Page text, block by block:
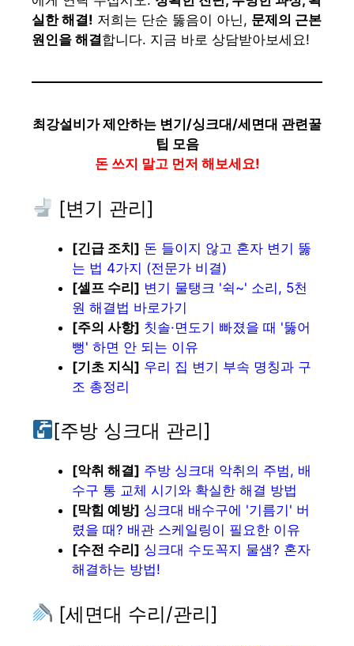
실한 해결! 저희는 단순 뚫음이 아닌, 문제의 근본
원인을 해결합니다. 지금 바로 상담받아보세요!
최강설비가 제안하는 변기/싱크대/세면대 관련꿀
팁 모음
돈 쓰지 말고 먼저 해보세요!
[변기 관리]
[긴급 조치] 돈 들이지 않고 혼자 변기 뚫
는 법 4가지 (전문가 비결)
[셀프 수리] 변기 물탱크 '쉭~' 소리, 5천
원 해결법 바로가기
[주의 사항] 칫솔·면도기 빠졌을 때 '뚫어
뻥' 하면 안 되는 이유
[기초 지식] 우리 집 변기 부속 명칭과 구
조 총정리
[주방 싱크대 관리]
[악취 해결] 주방 싱크대 악취의 주범, 배
수구 통 교체 시기와 확실한 해결 방법
[막힘 예방] 싱크대 배수구에 '기름기' 버
렸을 때? 배관 스케일링이 필요한 이유
[수전 수리] 싱크대 수도꼭지 물샘? 혼자
해결하는 방법!
[세면대 수리/관리]